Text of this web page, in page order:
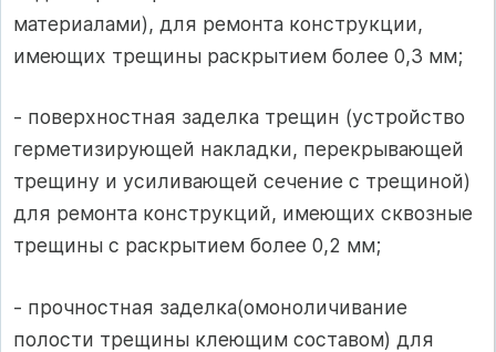
материалами), для ремонта конструкции,
имеющих трещины раскрытием более 0,3 мм;
- поверхностная заделка трещин (устройство
герметизирующей накладки, перекрывающей
трещину и усиливающей сечение с трещиной)
для ремонта конструкций, имеющих сквозные
трещины с раскрытием более 0,2 мм;
- прочностная заделка(омоноличивание
полости трещины клеющим составом) для